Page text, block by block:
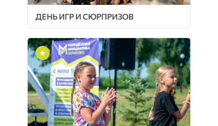
ДЕНЬ ИГР И СЮРПРИЗОВ